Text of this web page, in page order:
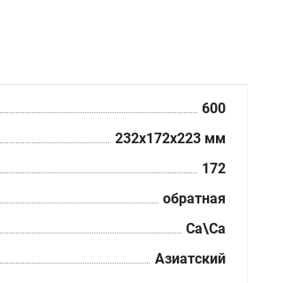
600
232х172х223 мм
172
обратная
Ca\Ca
Азиатский